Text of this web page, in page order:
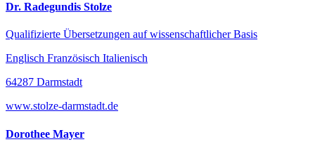
Dr. Radegundis Stolze
Qualifizierte Übersetzungen auf wissenschaftlicher Basis
Englisch Französisch Italienisch
64287 Darmstadt
www.stolze-darmstadt.de
Dorothee Mayer